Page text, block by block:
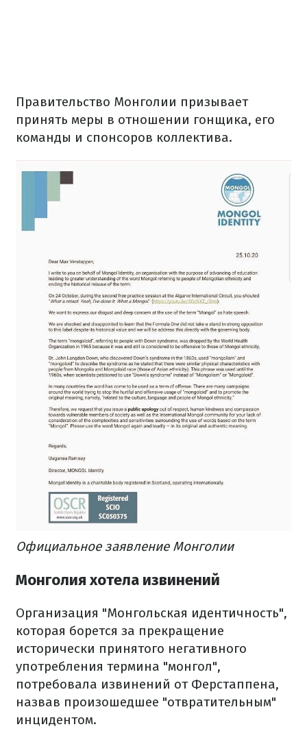
Правительство Монголии призывает
принять меры в отношении гонщика, его
команды и спонсоров коллектива.
Официальное заявление Монголии
Монголия хотела извинений
Организация "Монгольская идентичность",
которая борется за прекращение
исторически принятого негативного
употребления термина "монгол",
потребовала извинений от Ферстаппена,
назвав произошедшее "отвратительным"
инцидентом.